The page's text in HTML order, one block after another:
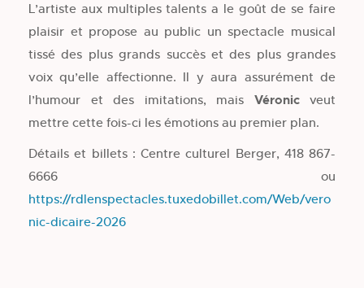
L’artiste aux multiples talents a le goût de se faire
plaisir et propose au public un spectacle musical
tissé des plus grands succès et des plus grandes
voix qu’elle affectionne. Il y aura assurément de
l’humour et des imitations, mais Véronicveut
mettre cette fois-ci les émotions au premier plan.
Détails et billets : Centre culturel Berger, 418 867-
6666 ou
https://rdlenspectacles.tuxedobillet.com/Web/vero
nic-dicaire-2026